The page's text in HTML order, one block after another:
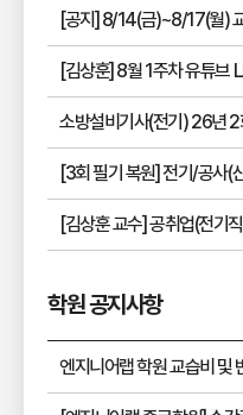
학원 공지사항
엔지니어랩 학원 교습비 및